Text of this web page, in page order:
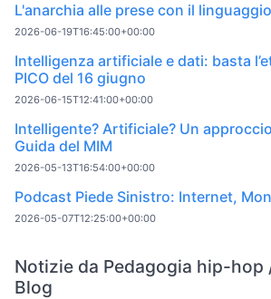
L'anarchia alle prese con il linguaggio
2026-06-19T16:45:00+00:00
Intelligenza artificiale e dati: basta
PICO del 16 giugno
2026-06-15T12:41:00+00:00
Intelligente? Artificiale? Un
Guida del MIM
2026-05-13T16:54:00+00:00
Podcast Piede Sinistro: Internet,
2026-05-07T12:25:00+00:00
Notizie da Pedagogia hip-hop
Blog